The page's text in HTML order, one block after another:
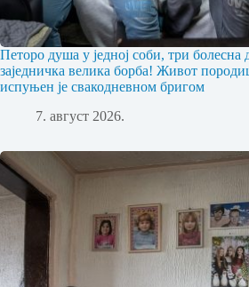
Петоро душа у једној соби, три болесна
заједничка велика борба! Живот
испуњен је свакодневном бригом
7. август 2026.